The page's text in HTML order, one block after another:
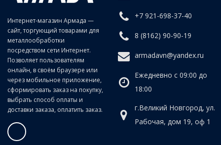
Интернет-магазин Армада —
сайт, торгующий товарами для
металлообработки
посредством сети Интернет.
Позволяет пользователям
онлайн, в своём браузере или
через мобильное приложение,
сформировать заказ на покупку,
выбрать способ оплаты и
доставки заказа, оплатить заказ.
+7 921-698-37-40
8 (8162) 90-90-19
armadavn@yandex.ru
Ежедневно с 09:00 до
18:00
г.Великий Новгород, ул.
Рабочая, дом 19, оф 1